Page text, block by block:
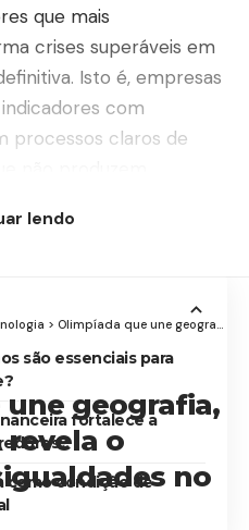
que mais
crises superáveis em
Isto é, empresas
com
processos claros de
quando ainda há
são essenciais para
fortalece a
como condição de
lendo
> Olimpíada que une geografia, tecnologia e IA revela o retrato das desigualdades no Brasil
geografia,
o
no